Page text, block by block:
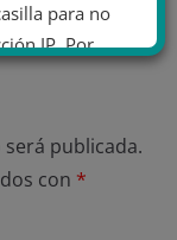
publicada.
con *
para no
IP. Por